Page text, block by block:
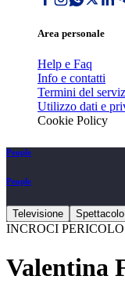
Area personale
Help e Faq
Info e contatti
Termini del
Utilizzo dati e
Cookie Policy
People
People
Televisione Spettacolo
INCROCI
Valentina